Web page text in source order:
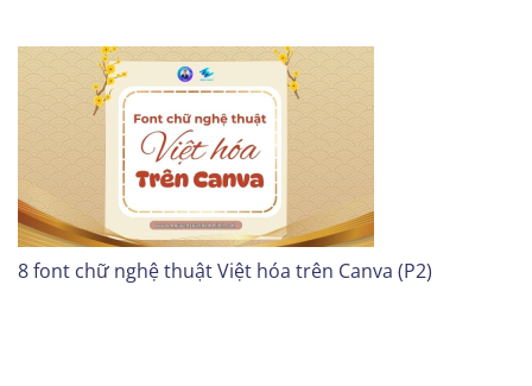
8 font chữ nghệ thuật Việt hóa trên Canva (P2)